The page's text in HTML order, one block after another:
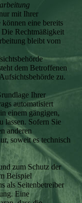
mit Ihrer
eine bereits
Rechtmäßigkeit
bleibt vom
dem Betroffenen
zu.
Ihrer
automatisiert
einem gängigen,
lassen. Sofern Sie
anderen
soweit es technisch
zum Schutz der
Beispiel
als Seitenbetreiber
Eine